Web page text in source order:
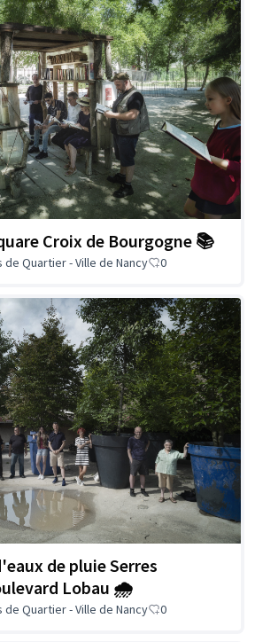
Croix de Bourgogne 📚
Quartier - Ville de Nancy 0
de pluie Serres
Lobau 🌧️
Quartier - Ville de Nancy 0